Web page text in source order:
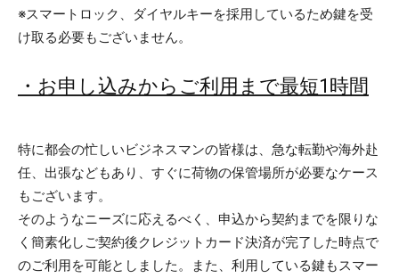
※スマートロック、ダイヤルキーを採用しているため鍵を受
け取る必要もございません。
・お申し込みからご利用まで最短1時間
特に都会の忙しいビジネスマンの皆様は、急な転勤や海外赴
任、出張などもあり、すぐに荷物の保管場所が必要なケース
もございます。
そのようなニーズに応えるべく、申込から契約までを限りな
く簡素化しご契約後クレジットカード決済が完了した時点で
のご利用を可能としました。また、利用している鍵もスマー